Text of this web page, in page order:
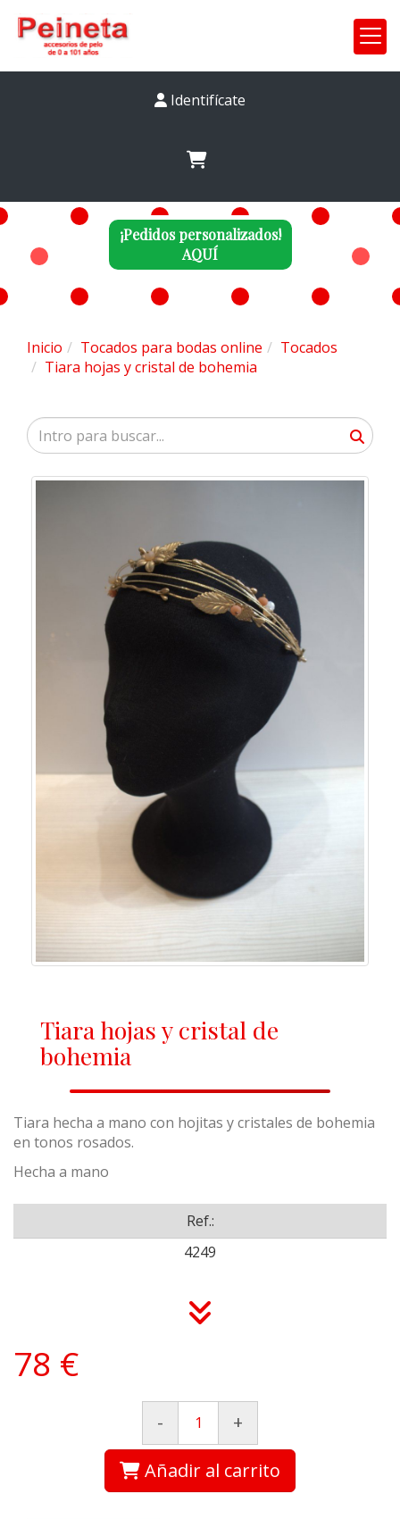
Identifícate
¡Pedidos personalizados!
AQUÍ
Inicio Tocados para bodas online
Tocados
Tiara hojas y cristal de bohemia
Tiara hojas y cristal de
bohemia
Tiara hecha a mano con hojitas y cristales de bohemia
en tonos rosados.
Hecha a mano
Ref.:
4249
78 €
-
+
Añadir al carrito